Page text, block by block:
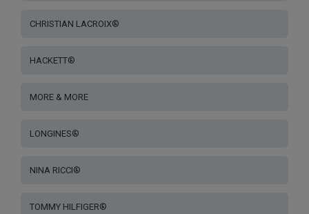
CHRISTIAN LACROIX®
HACKETT®
MORE & MORE
LONGINES®
NINA RICCI®
TOMMY HILFIGER®